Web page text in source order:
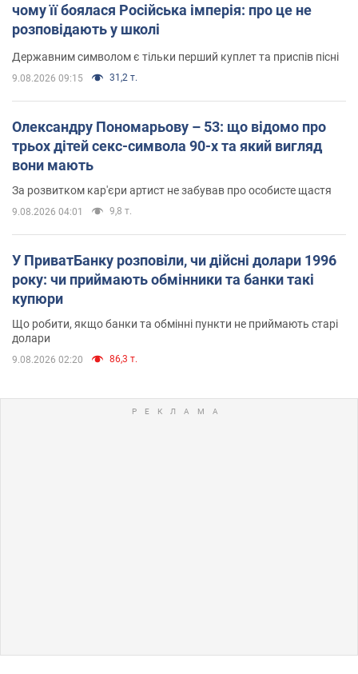
чому її боялася Російська імперія: про це не
розповідають у школі
Державним символом є тільки перший куплет та приспів пісні
9.08.2026 09:15 31,2 т.
Олександру Пономарьову – 53: що відомо про
трьох дітей секс-символа 90-х та який вигляд
вони мають
За розвитком кар'єри артист не забував про особисте щастя
9.08.2026 04:01 9,8 т.
У ПриватБанку розповіли, чи дійсні долари 1996
року: чи приймають обмінники та банки такі
купюри
Що робити, якщо банки та обмінні пункти не приймають старі
долари
9.08.2026 02:20 86,3 т.